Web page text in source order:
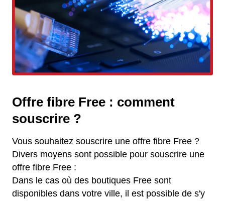
Offre fibre Free : comment
souscrire ?
Vous souhaitez souscrire une offre fibre Free ?
Divers moyens sont possible pour souscrire une
offre fibre Free :
Dans le cas où des boutiques Free sont
disponibles dans votre ville, il est possible de s'y